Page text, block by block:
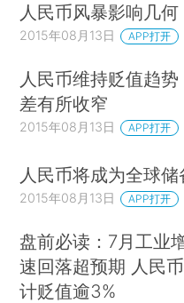
人民币风暴影响几何
2015年08月13日 APP打开
人民币维持贬值趋
差有所收窄
2015年08月13日 APP打开
人民币将成为全球储
2015年08月13日 APP打开
盘前必读：7月工业
速回落超预期 人民
计贬值逾3%